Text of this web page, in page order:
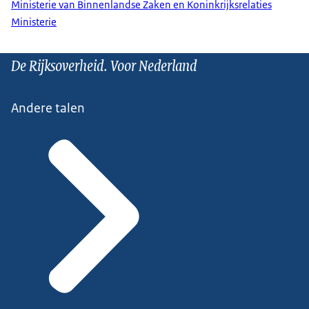
Uitkeringen oorlogsslachtoffers
Opleidingscentra Raad (AOC Raad)
Screeningsorganisaties
Politie
Sociale verzekeringsbank
CIBG
Ministerie van Binnenlandse Zaken en Koninkrijksrelaties
Ministerie
De Rijksoverheid. Voor Nederland
Andere talen